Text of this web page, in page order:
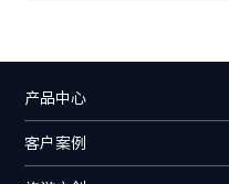
产品中心
客户案例